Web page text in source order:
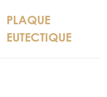
PLAQUE
EUTECTIQUE